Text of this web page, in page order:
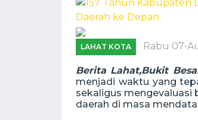
LAHAT KOTA Rabu 07-
Berita Lahat,Bukit
menjadi waktu yang
sekaligus mengevaluasi
daerah di masa